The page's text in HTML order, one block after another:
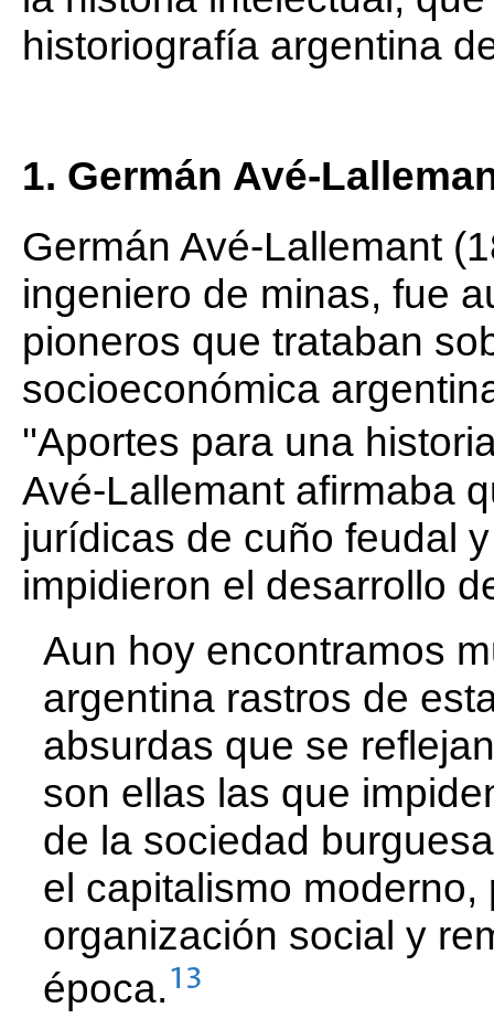
historiografía argentina
1. Germán Avé-
Germán Avé-Lallemant
ingeniero de minas, fue
pioneros que trataban
socioeconómica
''Aportes para una
Avé-Lallemant afirmaba
jurídicas de cuño feudal
impidieron el desarrollo
Aun hoy encontramos
argentina rastros de
absurdas que se
son ellas las que
de la sociedad
el capitalismo
organización social y
época.13